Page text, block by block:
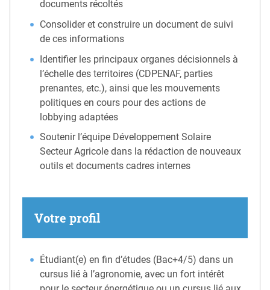
documents récoltés
Consolider et construire un document de suivi
de ces informations
Identifier les principaux organes décisionnels à
l’échelle des territoires (CDPENAF, parties
prenantes, etc.), ainsi que les mouvements
politiques en cours pour des actions de
lobbying adaptées
Soutenir l’équipe Développement Solaire
Secteur Agricole dans la rédaction de nouveaux
outils et documents cadres internes
Votre profil
Étudiant(e) en fin d’études (Bac+4/5) dans un
cursus lié à l’agronomie, avec un fort intérêt